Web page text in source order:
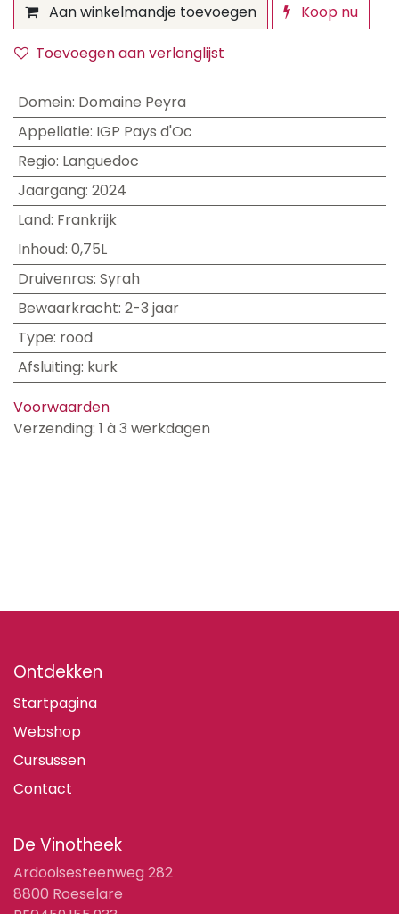
Aan winkelmandje toevoegen
Koop nu
Toevoegen aan verlanglijst
Domein: Domaine Peyra
Appellatie: IGP Pays d'Oc
Regio: Languedoc
Jaargang: 2024
Land: Frankrijk
Inhoud: 0,75L
Druivenras: Syrah
Bewaarkracht: 2-3 jaar
Type: rood
Afsluiting: kurk
Voorwaarden
Verzending: 1 à 3 werkdagen
Ontdekken
Startpagina
Webshop
Cursussen
Contact
De Vinotheek
Ardooisesteenweg 282
8800 Roeselare